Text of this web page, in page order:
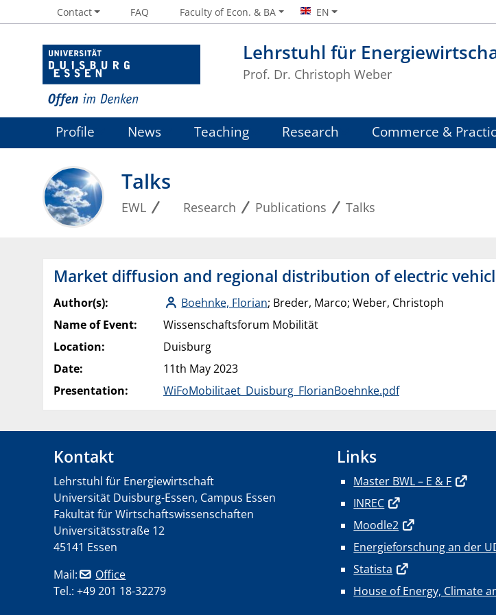
Lehrstuhl für
Prof. Dr. Christoph Weber
Contact FAQ Faculty of Econ. & BA EN
Profile News Teaching Research Commerce &
Talks
EWL Research Publications Talks
Market diffusion and regional distribution of electric
Author(s): Boehnke, Florian; Breder, Marco; Weber, Christoph
Name of Event:
Wissenschaftsforum Mobilität
Location:
Duisburg
Date:
11th May 2023
Presentation:
WiFoMobilitaet_Duisburg_FlorianBoehnke.pdf
Kontakt
Lehrstuhl für Energiewirtschaft
Universität Duisburg-Essen, Campus Essen
Fakultät für Wirtschaftswissenschaften
Universitätsstraße 12
45141 Essen
Mail:
Office
Tel.: +49 201 18-32279
Links
Master BWL – E & F
INREC
Moodle2
Energieforschung an der
Statista
House of Energy, Climate